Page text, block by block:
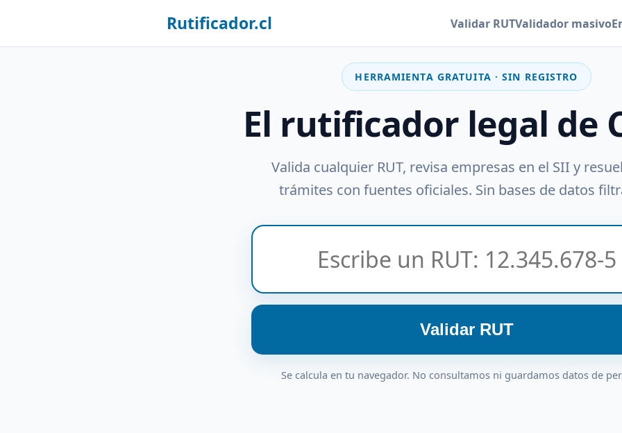
Rutificador.cl Validar RUTValidador masivo
HERRAMIENTA GRATUITA · SIN REGISTRO
El rutificador legal de
Valida cualquier RUT, revisa empresas en el SII y
trámites con fuentes oficiales. Sin bases de datos
Validar RUT
Se calcula en tu navegador. No consultamos ni guardamos datos de